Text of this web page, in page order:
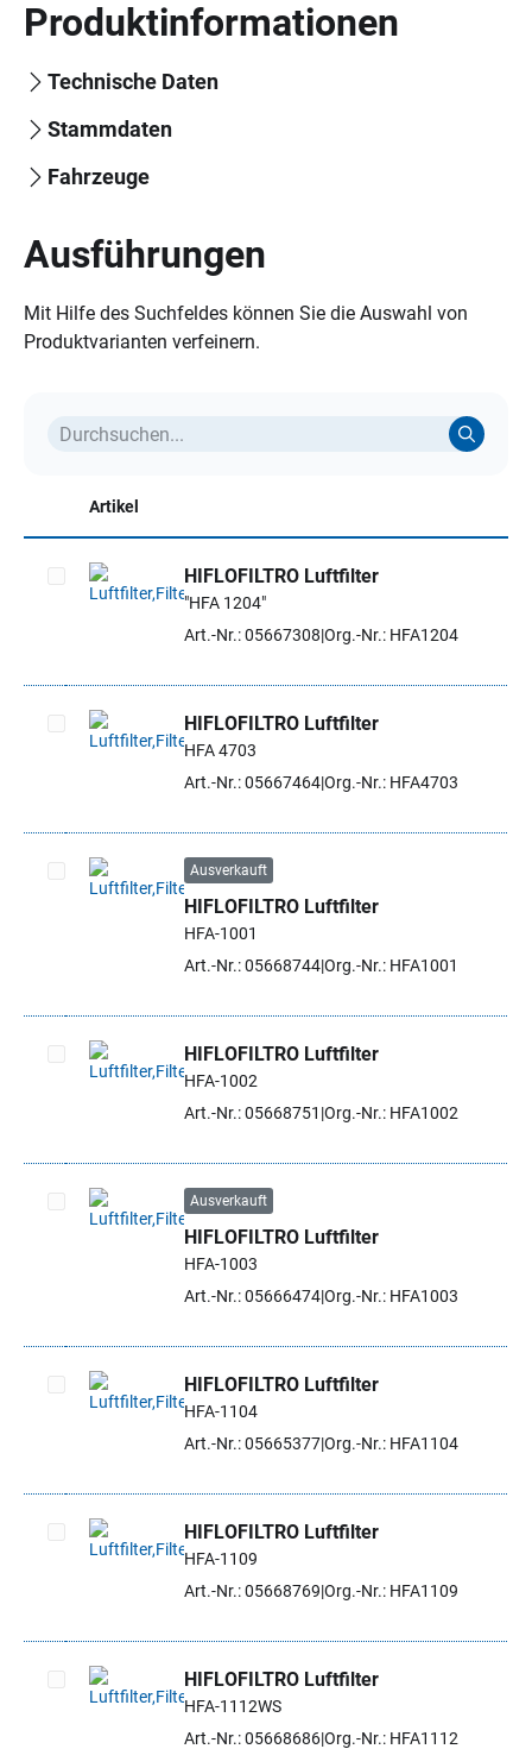
Produktinformationen
Technische Daten
Stammdaten
Fahrzeuge
Ausführungen
Mit Hilfe des Suchfeldes können Sie die Auswahl von
Produktvarianten verfeinern.
Artikel
Artikel auswählen
HIFLOFILTRO Luftfilter
"HFA 1204"
Art.-Nr.: 05667308 Org.-Nr.: HFA1204
Artikel auswählen
HIFLOFILTRO Luftfilter
HFA 4703
Art.-Nr.: 05667464Org.-Nr.: HFA4703
Artikel auswählen
Ausverkauft
HIFLOFILTRO Luftfilter
HFA-1001
Art.-Nr.: 05668744Org.-Nr.: HFA1001
Artikel auswählen
HIFLOFILTRO Luftfilter
HFA-1002
Art.-Nr.: 05668751 Org.-Nr.: HFA1002
Artikel auswählen
Ausverkauft
HIFLOFILTRO Luftfilter
HFA-1003
Art.-Nr.: 05666474Org.-Nr.: HFA1003
Artikel auswählen
HIFLOFILTRO Luftfilter
HFA-1104
Art.-Nr.: 05665377Org.-Nr.: HFA1104
Artikel auswählen
HIFLOFILTRO Luftfilter
HFA-1109
Art.-Nr.: 05668769 Org.-Nr.: HFA1109
Artikel auswählen
HIFLOFILTRO Luftfilter
HFA-1112WS
Art.-Nr.: 05668686Org.-Nr.: HFA1112